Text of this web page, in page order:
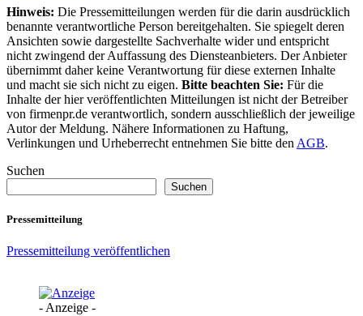
Hinweis: Die Pressemitteilungen werden für die darin ausdrücklich
benannte verantwortliche Person bereitgehalten. Sie spiegelt deren
Ansichten sowie dargestellte Sachverhalte wider und entspricht
nicht zwingend der Auffassung des Diensteanbieters. Der Anbieter
übernimmt daher keine Verantwortung für diese externen Inhalte
und macht sie sich nicht zu eigen. Bitte beachten Sie: Für die
Inhalte der hier veröffentlichten Mitteilungen ist nicht der Betreiber
von firmenpr.de verantwortlich, sondern ausschließlich der jeweilige
Autor der Meldung. Nähere Informationen zu Haftung,
Verlinkungen und Urheberrecht entnehmen Sie bitte den AGB.
Suchen
Suchen
Pressemitteilung
Pressemitteilung veröffentlichen
- Anzeige -